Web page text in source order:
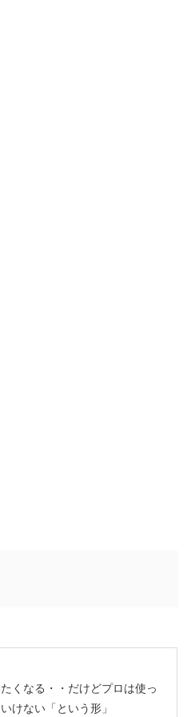
くなる・・だけどプロは使っ
けない「という形」